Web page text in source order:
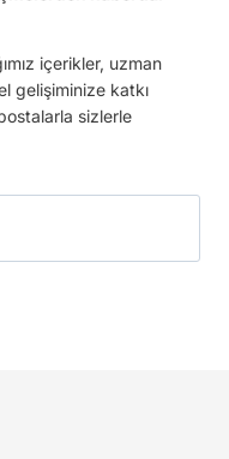
içerikler, uzman
gelişiminize katkı
sizlerle